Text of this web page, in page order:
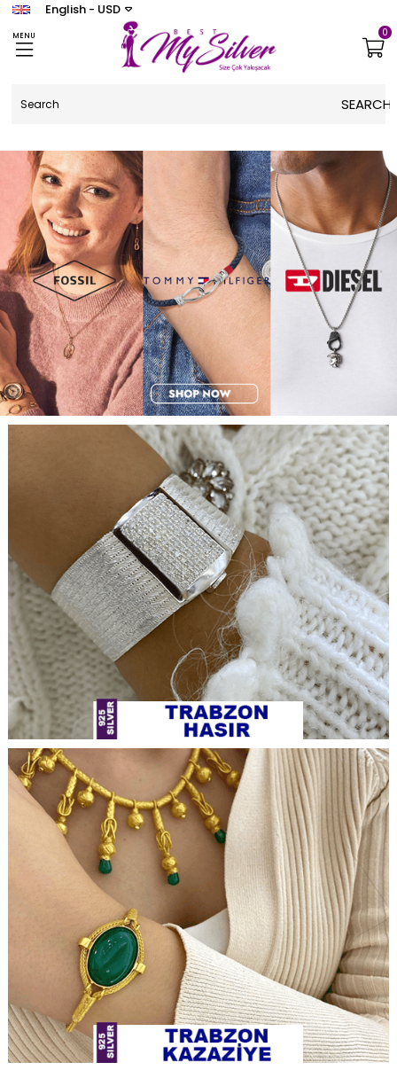
MENU
English - USD
0